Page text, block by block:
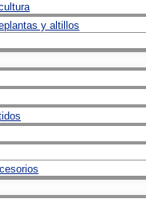
y altillos